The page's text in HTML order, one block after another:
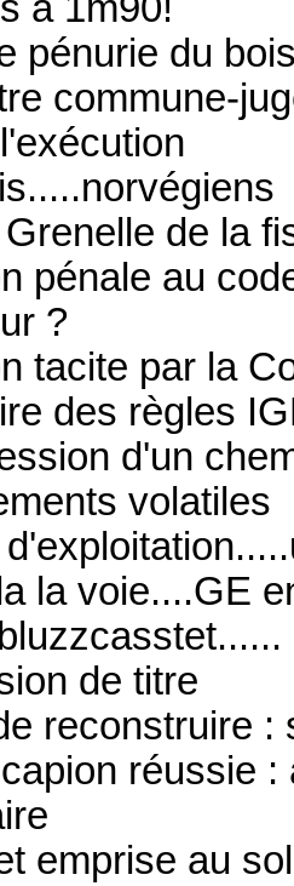
pénurie du
commune-
de la
pénale au
?
tacite par la
des règles
d'un
volatiles
la voie....GE
de titre
reconstruire
réussie
emprise au sol